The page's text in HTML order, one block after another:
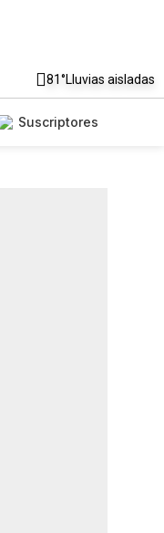
81°Lluvias aisladas
Suscriptores